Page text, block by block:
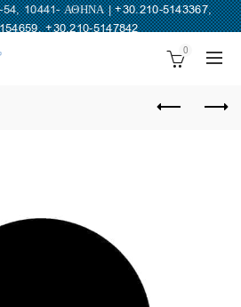
10441- ΑΘΗΝΑ |+30.210-5143367,
,+30.210-5147842
0